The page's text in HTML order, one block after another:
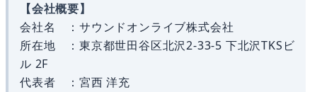
【会社概要】
会社名 ：サウンドオンライブ株式会社
所在地 ：東京都世田谷区北沢2-33-5 下北沢TKSビ
ル 2F
代表者 ：宮西 洋充